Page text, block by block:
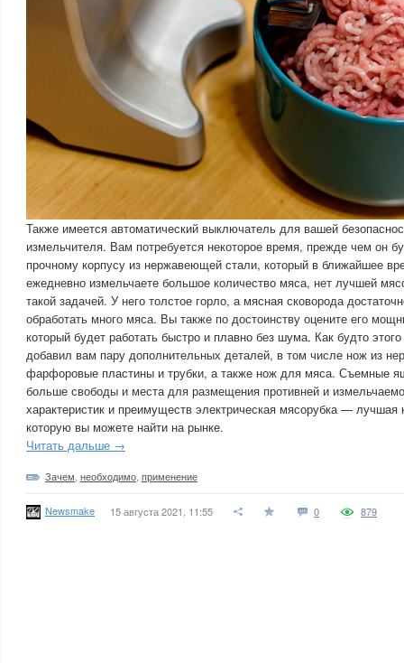
Также имеется автоматический выключатель для вашей
измельчителя. Вам потребуется некоторое время, прежде чем он
прочному корпусу из нержавеющей стали, который в ближайшее
ежедневно измельчаете большое количество мяса, нет лучшей
такой задачей. У него толстое горло, а мясная сковорода
обработать много мяса. Вы также по достоинству оцените его
который будет работать быстро и плавно без шума. Как будто
добавил вам пару дополнительных деталей, в том числе нож из
фарфоровые пластины и трубки, а также нож для мяса. Съемные
больше свободы и места для размещения противней и
характеристик и преимуществ электрическая мясорубка — лучшая
которую вы можете найти на рынке.
Читать дальше →
Зачем необходимо применение
Newsmake 15 августа 2021, 11:55 0 879